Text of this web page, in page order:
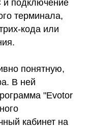
и подключение
терминала,
кода или
понятную,
В ней
"Evotor
кабинет на